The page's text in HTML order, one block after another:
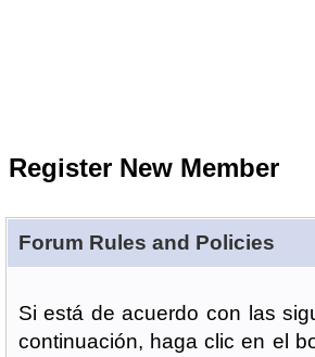
Register New Member
Forum Rules and Policies
Si está de acuerdo con las
continuación, haga clic en el